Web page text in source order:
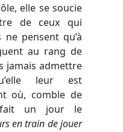
elle se soucie
de ceux qui
ne pensent qu’à
au rang de
jamais admettre
leur est
où, comble de
fait un jour le
en train de jouer